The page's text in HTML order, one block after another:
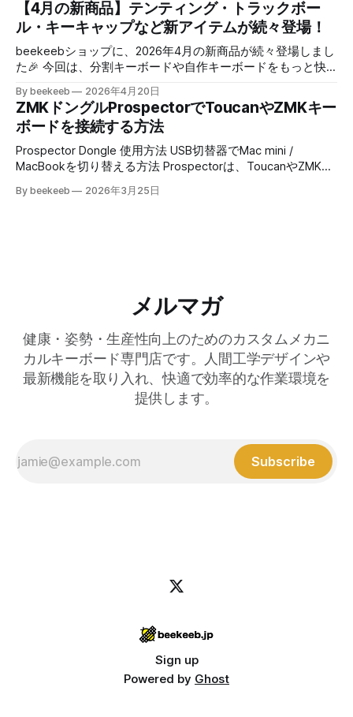
モリ液晶ディスプレイモジュールです。 特徴 * 超低消費電
力メモリ液晶 * 1.26インチ・1.08インチの2サイズ * ZMK対応
* ブレイクアウトボード実装済み * 高い視認性 E-Inkみたい
な見た目ですが、
リーエンコーダ 🔄 ALPS EC11 ロータリーエンコーダ ⚡️
1N4148 ダイオード - SMDタイプ 🔌 USB-C/USB-A - USB-C
2-way データケーブル 🔗 TRRS メタルケーブル 🌀 L字TRRS
3.5mm 4極 コイルケーブル ⌨️ XVX Lumicat MAO Profile キ
ーキャップセット 自作キーボードの製作やカスタマイズを
楽しみたい方は、ぜひチェックしてみてください！ 🔄 ALPS
EC12 ロープロ ロータリーエンコーダ （1個） 高さを抑えた
ロープロファイルタイプのロータリーエンコーダです。 音
量調整やスクロール、レイヤー切り替えなど、キーボードの
操作性をさらに高めることができます。 特徴
【4月の新商品】テンティング・トラックボー
ル・キーキャップなど新アイテムが続々登場！
beekeebショップに、2026年4月の新商品が続々登場しまし
た🎉 今回は、分割キーボードや自作キーボードをもっと快
適＆楽しくするアイテムをまとめてご紹介します！ 今回登
場した新商品はこちら👇 * 🧲 キーボードケース用 両面テー
プ付き金属リング * ✋ リストレスト（2個） * ⚪️ 🟣19mmト
ラックボール（超軽量） * ⌨️ MBK Legend ‡ 60s Red on
Black * 🦶 サイズアップ・黒スタンド脚 * ✨ リストレスト ク
リアタイプ（2個） 分割キーボードやトラックボールキーボ
ードを使用している方は、ぜひチェックしてみてください！
🧲 キーボードケース用 両面テープ付き金属リング テンテ
By beekeeb 2026年4月20日
ZMKドングルProspectorでToucanやZMKキー
ボードを接続する方法
Prospector Dongle 使用方法 USB切替器でMac mini /
MacBookを切り替える方法 Prospectorは、ToucanやZMKを
使用したキーボードの「ドングル」または「スキャナー」と
して動作するデバイスです。 今回は Prospectorをドングル
す。ドングルモードでは、Bluetooth信号をUSBに変換する役
ProspectorとBluetooth接続 * PCにはUSB接続 という構成に
なります。 この構成により ・PC側にBluetooth機能が不
By beekeeb 2026年3月25日
メルマガ
健康・姿勢・生産性向上のためのカスタムメカニ
カルキーボード専門店です。人間工学デザインや
最新機能を取り入れ、快適で効率的な作業環境を
提供します。
Subscribe
Sign up
Powered by Ghost